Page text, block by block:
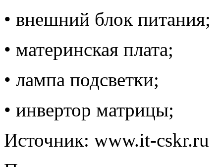
• внешний блок питания;
• материнская плата;
• лампа подсветки;
• инвертор матрицы;
Источник: www.it-cskr.ru